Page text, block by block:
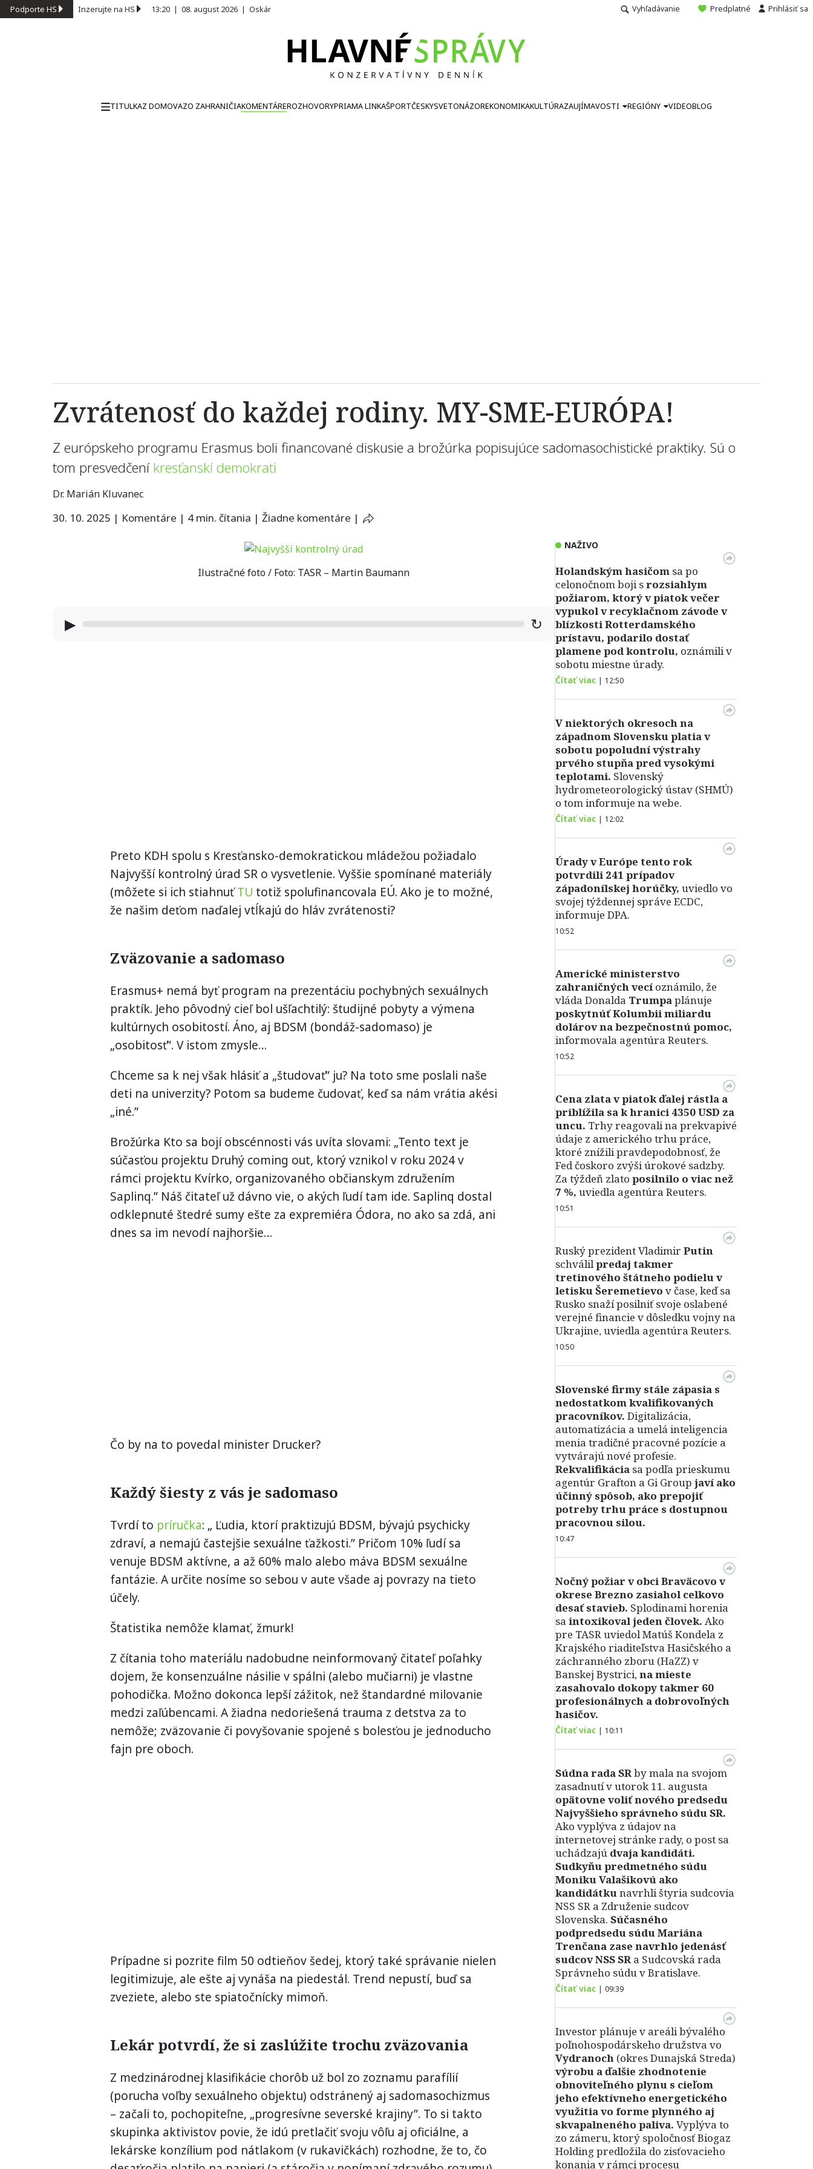
Podporte HS Inzerujte na HS 13:20 | 08. august 2026 | Oskár Vyhľadávanie Predplatné Prihlásiť sa
TITULKAZ DOMOVAZO ZAHRANIČIAKOMENTÁREROZHOVORYPRIAMA LINKAŠPORTČESKYSVETONÁZOREKONOMIKAKULTÚRAZAUJÍMAVOSTI REGIÓNY VIDEOBLOG
Zvrátenosť do každej rodiny. MY-SME-EURÓPA!
Z európskeho programu Erasmus boli financované diskusie a brožúrka popisujúce sadomasochistické praktiky. Sú o
tom presvedčení kresťanskí demokrati
Dr. Marián Kluvanec
30. 10. 2025 | Komentáre | 4 min. čítania | Žiadne komentáre |
Ilustračné foto / Foto: TASR – Martin Baumann
▶ ↻
Preto KDH spolu s Kresťansko-demokratickou mládežou požiadalo
Najvyšší kontrolný úrad SR o vysvetlenie. Vyššie spomínané materiály
(môžete si ich stiahnuťTU totiž spolufinancovala EÚ. Ako je to možné,
že našim deťom naďalej vtĺkajú do hláv zvrátenosti?
Zväzovanie a sadomaso
Erasmus+ nemá byť program na prezentáciu pochybných sexuálnych
praktík. Jeho pôvodný cieľ bol ušľachtilý: študijné pobyty a výmena
kultúrnych osobitostí. Áno, aj BDSM (bondáž-sadomaso) je
„osobitosť”. V istom zmysle…
Chceme sa k nej však hlásiť a „študovať” ju? Na toto sme poslali naše
deti na univerzity? Potom sa budeme čudovať, keď sa nám vrátia akési
„iné.”
Brožúrka Kto sa bojí obscénnosti vás uvíta slovami: „Tento text je
súčasťou projektu Druhý coming out, ktorý vznikol v roku 2024 v
rámci projektu Kvírko, organizovaného občianskym združením
Saplinq.” Náš čitateľ už dávno vie, o akých ľudí tam ide. Saplinq dostal
odklepnuté štedré sumy ešte za expremiéra Ódora, no ako sa zdá, ani
dnes sa im nevodí najhoršie…
Čo by na to povedal minister Drucker?
Každý šiesty z vás je sadomaso
Tvrdí to príručka: „ Ľudia, ktorí praktizujú BDSM, bývajú psychicky
zdraví, a nemajú častejšie sexuálne ťažkosti.” Pričom 10% ľudí sa
venuje BDSM aktívne, a až 60% malo alebo máva BDSM sexuálne
fantázie. A určite nosíme so sebou v aute všade aj povrazy na tieto
účely.
Štatistika nemôže klamať, žmurk!
Z čítania toho materiálu nadobudne neinformovaný čitateľ poľahky
dojem, že konsenzuálne násilie v spálni (alebo mučiarni) je vlastne
pohodička. Možno dokonca lepší zážitok, než štandardné milovanie
medzi zaľúbencami. A žiadna nedoriešená trauma z detstva za to
nemôže; zväzovanie či povyšovanie spojené s bolesťou je jednoducho
fajn pre oboch.
Prípadne si pozrite film 50 odtieňov šedej, ktorý také správanie nielen
legitimizuje, ale ešte aj vynáša na piedestál. Trend nepustí, buď sa
zveziete, alebo ste spiatočnícky mimoň.
Lekár potvrdí, že si zaslúžite trochu zväzovania
Z medzinárodnej klasifikácie chorôb už bol zo zoznamu parafílií
(porucha voľby sexuálneho objektu) odstránený aj sadomasochizmus
– začali to, pochopiteľne, „progresívne severské krajiny”. To si takto
skupinka aktivistov povie, že idú pretlačiť svoju vôľu aj oficiálne, a
lekárske konzílium pod nátlakom (v rukavičkách) rozhodne, že to, čo
NAŽIVO
Holandským hasičom sa po
celonočnom boji srozsiahlym
požiarom, ktorý v piatok večer
vypukol v recyklačnom závode v
blízkosti Rotterdamského
prístavu, podarilo dostať
plamene pod kontrolu, oznámili v
sobotu miestne úrady.
Čítať viac | 12:50
V niektorých okresoch na
západnom Slovensku platia v
sobotu popoludní výstrahy
prvého stupňa pred vysokými
teplotami. Slovenský
hydrometeorologický ústav (SHMÚ)
o tom informuje na webe.
Čítať viac | 12:02
Úrady v Európe tento rok
potvrdili 241 prípadov
západonílskej horúčky, uviedlo vo
svojej týždennej správe ECDC,
informuje DPA.
10:52
Americké ministerstvo
zahraničných vecí oznámilo, že
vláda Donalda Trumpaplánuje
poskytnúť Kolumbii miliardu
dolárov na bezpečnostnú pomoc,
informovala agentúra Reuters.
10:52
Cena zlata v piatok ďalej rástla a
priblížila sa k hranici 4350 USD za
uncu. Trhy reagovali na prekvapivé
údaje z amerického trhu práce,
ktoré znížili pravdepodobnosť, že
Fed čoskoro zvýši úrokové sadzby.
Za týždeň zlato posilnilo o viac než
7 %, uviedla agentúra Reuters.
10:51
Ruský prezident Vladimir Putin
schválilpredaj takmer
tretinového štátneho podielu v
letisku Šeremetievo v čase, keď sa
Rusko snaží posilniť svoje oslabené
verejné financie v dôsledku vojny na
Ukrajine, uviedla agentúra Reuters.
10:50
Slovenské firmy stále zápasia s
nedostatkom kvalifikovaných
pracovníkov. Digitalizácia,
automatizácia a umelá inteligencia
menia tradičné pracovné pozície a
vytvárajú nové profesie.
Rekvalifikácia sa podľa prieskumu
agentúr Grafton a Gi Group javí ako
účinný spôsob, ako prepojiť
potreby trhu práce s dostupnou
pracovnou silou.
10:47
Nočný požiar v obci Braväcovo v
okrese Brezno zasiahol celkovo
desať stavieb. Splodinami horenia
sa intoxikoval jeden človek. Ako
pre TASR uviedol Matúš Kondela z
Krajského riaditeľstva Hasičského a
záchranného zboru (HaZZ) v
Banskej Bystrici,na mieste
zasahovalo dokopy takmer 60
profesionálnych a dobrovoľných
hasičov.
Čítať viac | 10:11
Súdna rada SRby mala na svojom
zasadnutí v utorok 11. augusta
opätovne voliť nového predsedu
Najvyššieho správneho súdu SR.
Ako vyplýva z údajov na
internetovej stránke rady, o post sa
uchádzajú dvaja kandidáti.
Sudkyňu predmetného súdu
Moniku Valašikovú ako
kandidátkunavrhli štyria sudcovia
NSS SR a Združenie sudcov
Slovenska. Súčasného
podpredsedu súdu Mariána
Trenčana zase navrhlo jedenásť
sudcov NSS SR a Sudcovská rada
Správneho súdu v Bratislave.
Čítať viac | 09:39
Investor plánuje v areáli bývalého
poľnohospodárskeho družstva vo
Vydranoch (okres Dunajská Streda)
výrobu a ďalšie zhodnotenie
obnoviteľného plynu s cieľom
jeho efektívneho energetického
využitia vo forme plynného aj
skvapalneného paliva. Vyplýva to
zo zámeru, ktorý spoločnosť Biogaz
Holding predložila do zisťovacieho
konania v rámci procesu